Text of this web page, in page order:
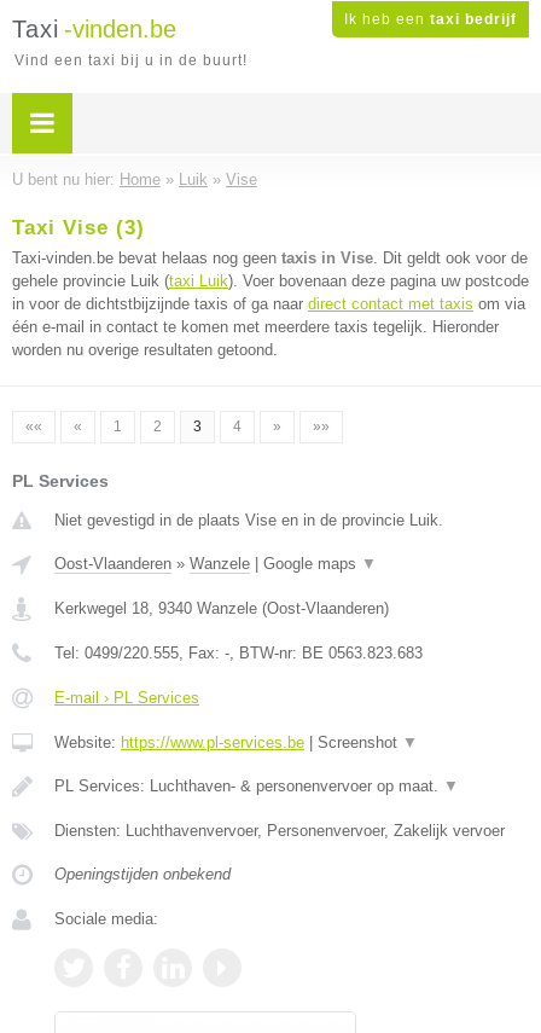
Ik heb een taxi bedrijf
Taxi -vinden.be
Vind een taxi bij u in de buurt!
U bent nu hier: Home » Luik » Vise
Taxi Vise (3)
Taxi-vinden.be bevat helaas nog geen taxis in Vise. Dit geldt ook voor de
gehele provincie Luik (taxi Luik). Voer bovenaan deze pagina uw postcode
in voor de dichtstbijzijnde taxis of ga naar direct contact met taxis om via
één e-mail in contact te komen met meerdere taxis tegelijk. Hieronder
worden nu overige resultaten getoond.
«« « 1 2 3 4 » »»
PL Services
Niet gevestigd in de plaats Vise en in de provincie Luik.
Oost-Vlaanderen » Wanzele Google maps ▼
Kerkwegel 18, 9340 Wanzele (Oost-Vlaanderen)
Tel: 0499/220.555, Fax: -, BTW-nr: BE 0563.823.683
E-mail › PL Services
Website: https://www.pl-services.be Screenshot ▼
PL Services: Luchthaven- & personenvervoer op maat. ▼
Diensten: Luchthavenvervoer, Personenvervoer, Zakelijk vervoer
Openingstijden onbekend
Sociale media: